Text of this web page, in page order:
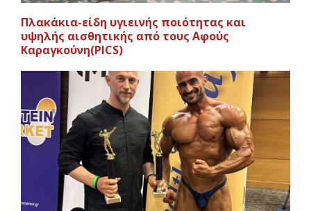
Πλακάκια-είδη υγιεινής ποιότητας και
υψηλής αισθητικής από τους Αφούς
Καραγκούνη(PICS)